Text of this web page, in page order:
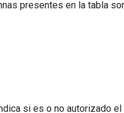
presentes en la tabla
si es o no autorizado